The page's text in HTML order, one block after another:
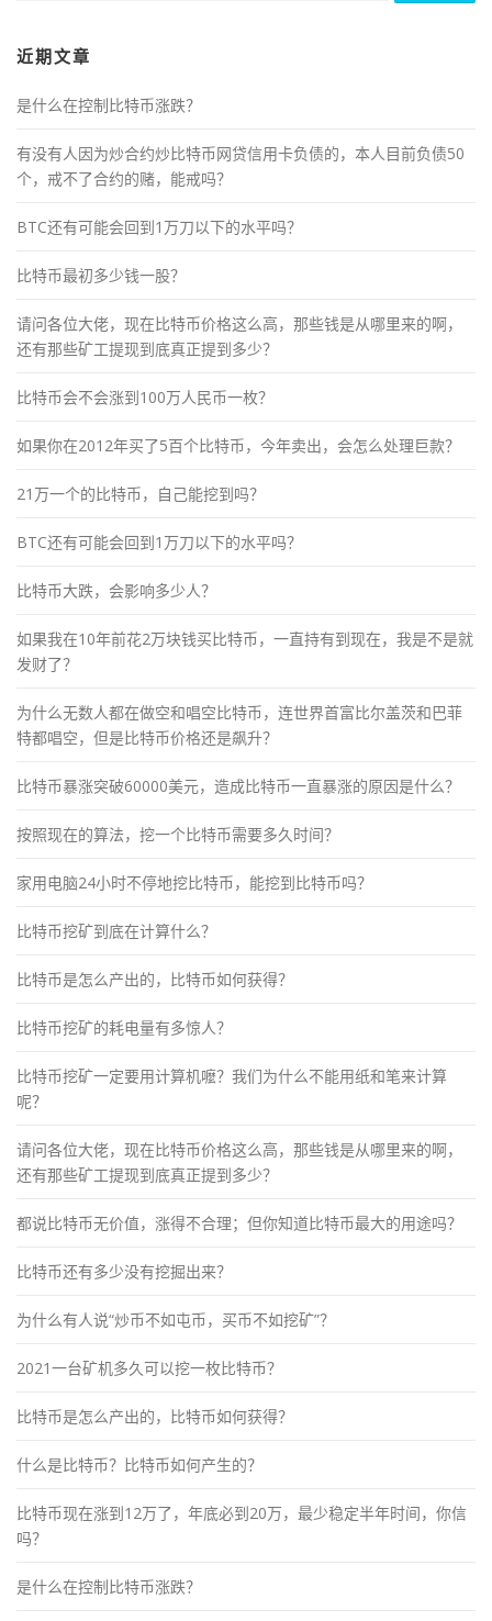
近期文章
是什么在控制比特币涨跌？
有没有人因为炒合约炒比特币网贷信用卡负债的，本人目前负债50
个，戒不了合约的赌，能戒吗？
BTC还有可能会回到1万刀以下的水平吗？
比特币最初多少钱一股？
请问各位大佬，现在比特币价格这么高，那些钱是从哪里来的啊，
还有那些矿工提现到底真正提到多少？
比特币会不会涨到100万人民币一枚？
如果你在2012年买了5百个比特币，今年卖出，会怎么处理巨款？
21万一个的比特币，自己能挖到吗？
BTC还有可能会回到1万刀以下的水平吗？
比特币大跌，会影响多少人？
如果我在10年前花2万块钱买比特币，一直持有到现在，我是不是就
发财了？
为什么无数人都在做空和唱空比特币，连世界首富比尔盖茨和巴菲
特都唱空，但是比特币价格还是飙升？
比特币暴涨突破60000美元，造成比特币一直暴涨的原因是什么？
按照现在的算法，挖一个比特币需要多久时间？
家用电脑24小时不停地挖比特币，能挖到比特币吗？
比特币挖矿到底在计算什么？
比特币是怎么产出的，比特币如何获得？
比特币挖矿的耗电量有多惊人？
比特币挖矿一定要用计算机嚒？我们为什么不能用纸和笔来计算
呢？
请问各位大佬，现在比特币价格这么高，那些钱是从哪里来的啊，
还有那些矿工提现到底真正提到多少？
都说比特币无价值，涨得不合理；但你知道比特币最大的用途吗？
比特币还有多少没有挖掘出来？
为什么有人说“炒币不如屯币，买币不如挖矿”？
2021一台矿机多久可以挖一枚比特币？
比特币是怎么产出的，比特币如何获得？
什么是比特币？比特币如何产生的？
比特币现在涨到12万了，年底必到20万，最少稳定半年时间，你信
吗？
是什么在控制比特币涨跌？